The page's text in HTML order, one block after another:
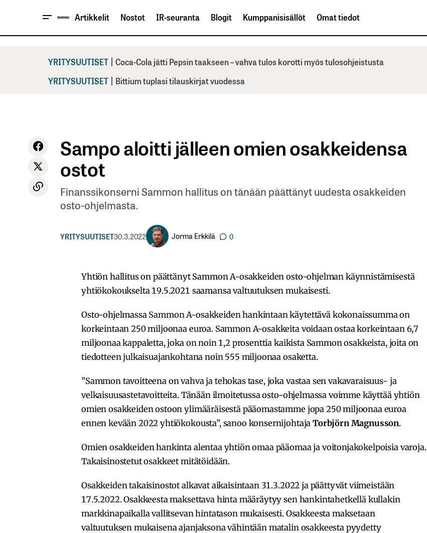
Artikkelit Nostot IR-seuranta Blogit Kumppanisisällöt Omat tiedot
YRITYSUUTISET | Coca-Cola jätti Pepsin taakseen – vahva tulos korotti myös tulosohjeistusta
YRITYSUUTISET | Bittium tuplasi tilauskirjat vuodessa
Sampo aloitti jälleen omien osakkeidensa
ostot
Finanssikonserni Sammon hallitus on tänään päättänyt uudesta osakkeiden
osto-ohjelmasta.
YRITYSUUTISET30.3.2022 Jorma Erkkilä 0
Yhtiön hallitus on päättänyt Sammon A-osakkeiden osto-ohjelman käynnistämisestä
yhtiökokoukselta 19.5.2021 saamansa valtuutuksen mukaisesti.
Osto-ohjelmassa Sammon A-osakkeiden hankintaan käytettävä kokonaissumma on
korkeintaan 250 miljoonaa euroa. Sammon A-osakkeita voidaan ostaa korkeintaan 6,7
miljoonaa kappaletta, joka on noin 1,2 prosenttia kaikista Sammon osakkeista, joita on
tiedotteen julkaisuajankohtana noin 555 miljoonaa osaketta.
”Sammon tavoitteena on vahva ja tehokas tase, joka vastaa sen vakavaraisuus- ja
velkaisuusastetavoitteita. Tänään ilmoitetussa osto-ohjelmassa voimme käyttää yhtiön
omien osakkeiden ostoon ylimääräisestä pääomastamme jopa 250 miljoonaa euroa
ennen kevään 2022 yhtiökokousta”, sanoo konsernijohtajaTorbjörn Magnusson.
Omien osakkeiden hankinta alentaa yhtiön omaa pääomaa ja voitonjakokelpoisia varoja.
Takaisinostetut osakkeet mitätöidään.
Osakkeiden takaisinostot alkavat aikaisintaan 31.3.2022 ja päättyvät viimeistään
17.5.2022. Osakkeesta maksettava hinta määräytyy sen hankintahetkellä kullakin
markkinapaikalla vallitsevan hintatason mukaisesti. Osakkeesta maksetaan
valtuutuksen mukaisena ajanjaksona vähintään matalin osakkeesta pyydetty